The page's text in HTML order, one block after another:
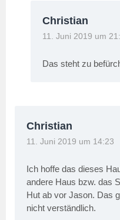
Christian
11. Juni 2019 um
Das steht zu
Christian
11. Juni 2019 um 14:23
Ich hoffe das dieses
andere Haus bzw. das
Hut ab vor Jason. Das
nicht verständlich.